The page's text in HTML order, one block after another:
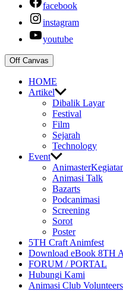
facebook
instagram
youtube
Off Canvas
HOME
Artikel
Dibalik Layar
Festival
Film
Sejarah
Technology
Event
Animaster
Animasi Talk
Bazarts
Podcanimasi
Screening
Sorot
Poster
5TH Craft Animfest
Download eBook 8TH
FORUM / PORTAL
Hubungi Kami
Animasi Club Volunteers